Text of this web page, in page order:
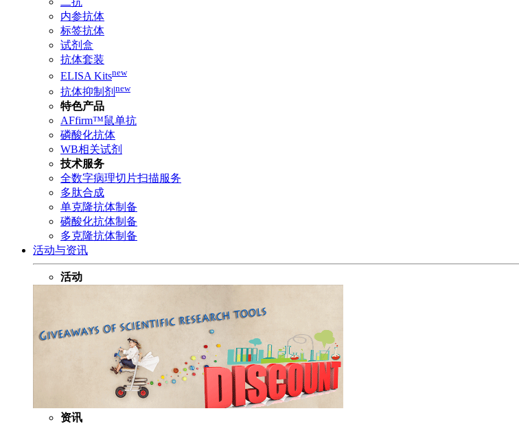
内参抗体
标签抗体
试剂盒
抗体套装
ELISA Kitsnew
抗体抑制剂 new
特色产品
AFfirm™鼠单抗
磷酸化抗体
WB相关试剂
技术服务
全数字病理切片扫描服务
多肽合成
单克隆抗体制备
磷酸化抗体制备
多克隆抗体制备
活动与资讯
活动
资讯